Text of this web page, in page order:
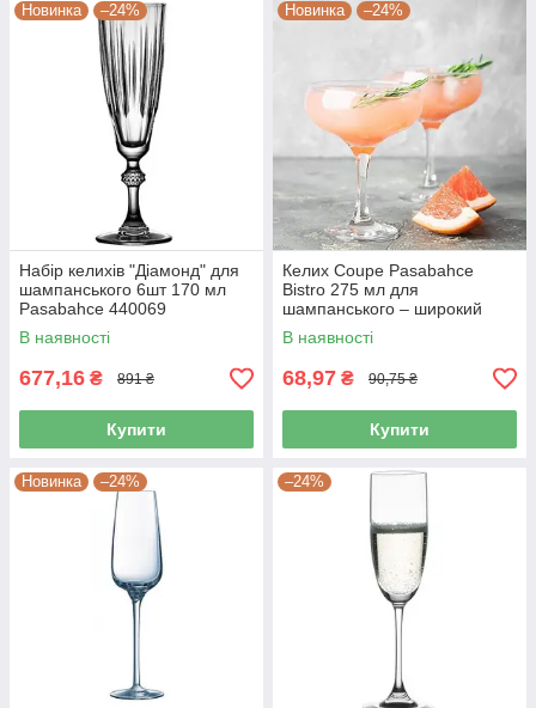
Новинка –24%
Набір келихів "Діамонд" для
шампанського 6шт 170 мл
Pasabahce 440069
В наявності
677,16 ₴ 891 ₴
Купити
Новинка –24%
Келих Coupe Pasabahce
Bistro 275 мл для
шампанського – широкий
скляний келих на ніжці для
ігристого вина та десертів
44136/sl-6
В наявності
68,97 ₴ 90,75 ₴
Купити
Новинка –24% –24%